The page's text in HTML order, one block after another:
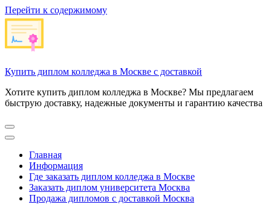
Перейти к содержимому
Купить диплом колледжа в Москве с доставкой
Хотите купить диплом колледжа в Москве? Мы предлагаем
быструю доставку, надежные документы и гарантию качества
Главная
Информация
Где заказать диплом колледжа в Москве
Заказать диплом университета Москва
Продажа дипломов с доставкой Москва